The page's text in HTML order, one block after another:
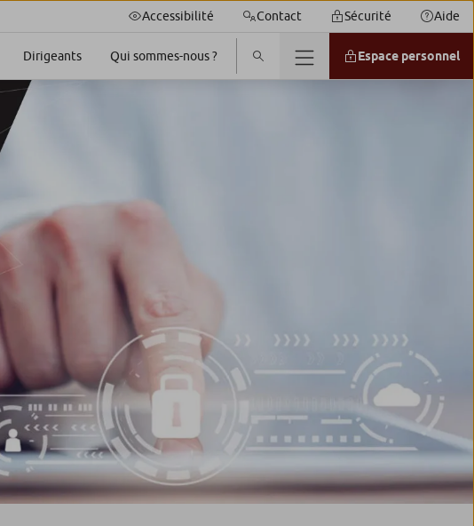
Accessibilité Contact Sécurité Aide
Dirigeants Qui sommes-nous ? Espace personnel